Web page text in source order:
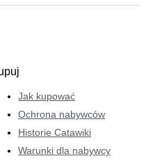
Jak kupować
Ochrona nabywców
Historie Catawiki
Warunki dla nabywcy